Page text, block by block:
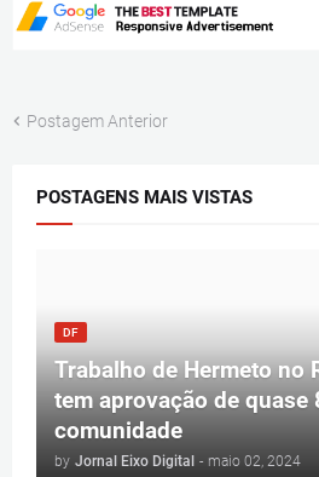
Postagem Anterior
POSTAGENS MAIS VISTAS
DF
Trabalho de Hermeto no
tem aprovação de quase
comunidade
by Jornal Eixo Digital - maio 02, 2024